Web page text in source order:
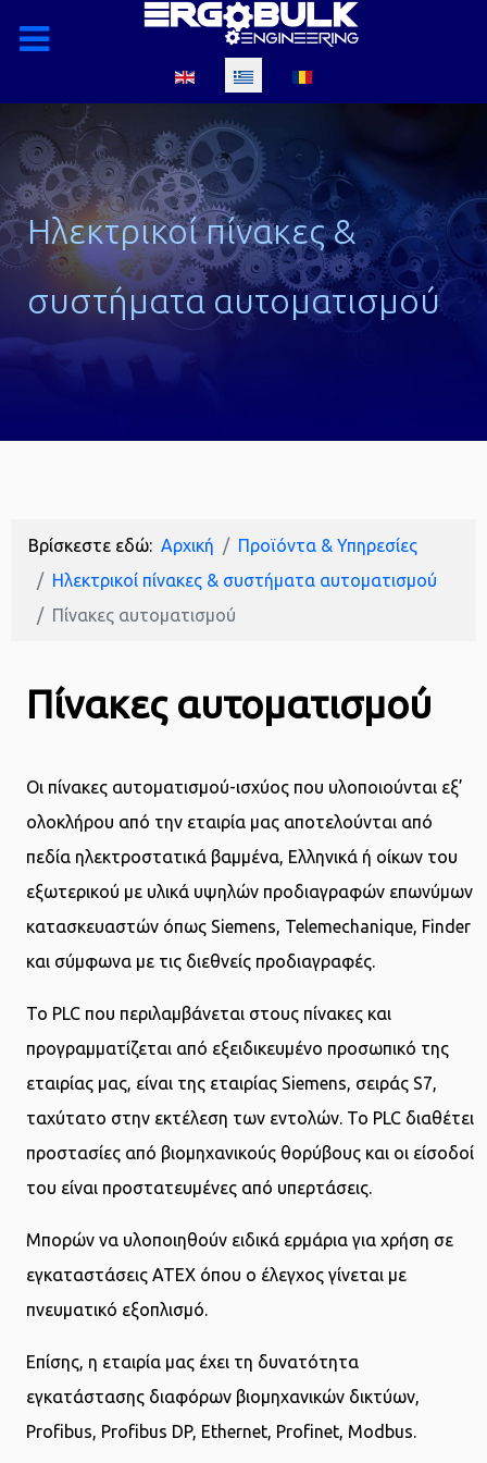
Επιλέξτε τη γλώσσα σας
Ηλεκτρικοί πίνακες &
συστήματα αυτοματισμού
Βρίσκεστε εδώ: Αρχική
Προϊόντα & Υπηρεσίες
Ηλεκτρικοί πίνακες & συστήματα αυτοματισμού
Πίνακες αυτοματισμού
Πίνακες αυτοματισμού
Οι πίνακες αυτοματισμού-ισχύος που υλοποιούνται εξ’
ολοκλήρου από την εταιρία μας αποτελούνται από
πεδία ηλεκτροστατικά βαμμένα, Ελληνικά ή οίκων του
εξωτερικού με υλικά υψηλών προδιαγραφών επωνύμων
κατασκευαστών όπως Siemens, Telemechanique, Finder
και σύμφωνα με τις διεθνείς προδιαγραφές.
Το PLC που περιλαμβάνεται στους πίνακες και
προγραμματίζεται από εξειδικευμένο προσωπικό της
εταιρίας μας, είναι της εταιρίας Siemens, σειράς S7,
ταχύτατο στην εκτέλεση των εντολών. Το PLC διαθέτει
προστασίες από βιομηχανικούς θορύβους και οι είσοδοί
του είναι προστατευμένες από υπερτάσεις.
Μπορών να υλοποιηθούν ειδικά ερμάρια για χρήση σε
εγκαταστάσεις ATEX όπου ο έλεγχος γίνεται με
πνευματικό εξοπλισμό.
Επίσης, η εταιρία μας έχει τη δυνατότητα
εγκατάστασης διαφόρων βιομηχανικών δικτύων,
Profibus, Profibus DP, Ethernet, Profinet, Modbus.